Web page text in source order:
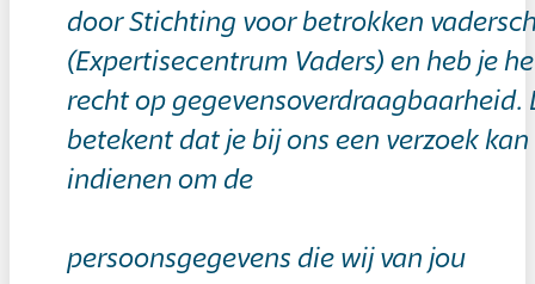
door Stichting voor betrokken
(Expertisecentrum Vaders) en heb je
recht op gegevensoverdraagbaarheid.
betekent dat je bij ons een verzoek kan
indienen om de
persoonsgegevens die wij van jou